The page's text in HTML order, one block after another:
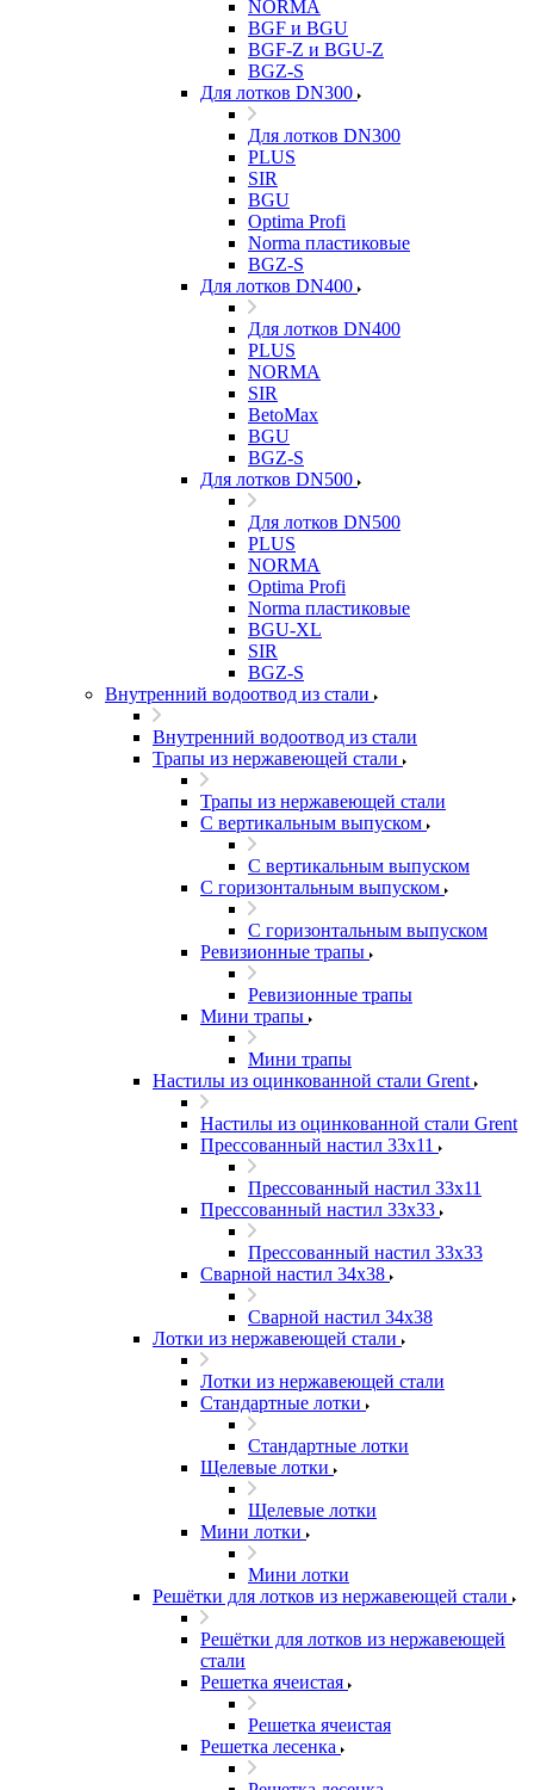
NORMA
BGF и BGU
BGF-Z и BGU-Z
BGZ-S
Для лотков DN300
Для лотков DN300
PLUS
SIR
BGU
Optima Profi
Norma пластиковые
BGZ-S
Для лотков DN400
Для лотков DN400
PLUS
NORMA
SIR
BetoMax
BGU
BGZ-S
Для лотков DN500
Для лотков DN500
PLUS
NORMA
Optima Profi
Norma пластиковые
BGU-XL
SIR
BGZ-S
Внутренний водоотвод из стали
Внутренний водоотвод из стали
Трапы из нержавеющей стали
Трапы из нержавеющей стали
С вертикальным выпуском
С вертикальным выпуском
С горизонтальным выпуском
С горизонтальным выпуском
Ревизионные трапы
Ревизионные трапы
Мини трапы
Мини трапы
Настилы из оцинкованной стали Grent
Настилы из оцинкованной стали Grent
Прессованный настил 33x11
Прессованный настил 33x11
Прессованный настил 33x33
Прессованный настил 33x33
Сварной настил 34x38
Сварной настил 34x38
Лотки из нержавеющей стали
Лотки из нержавеющей стали
Стандартные лотки
Стандартные лотки
Щелевые лотки
Щелевые лотки
Мини лотки
Мини лотки
Решётки для лотков из нержавеющей стали
Решётки для лотков из нержавеющей
стали
Решетка ячеистая
Решетка ячеистая
Решетка лесенка